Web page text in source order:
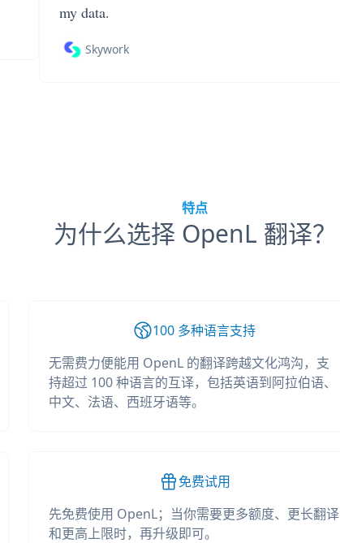
my data.
Skywork
特点
为什么选择 OpenL 翻译？
100 多种语言支持
无需费力便能用 OpenL 的翻译跨越文化鸿沟，支
持超过 100 种语言的互译，包括英语到阿拉伯语、
中文、法语、西班牙语等。
免费试用
先免费使用 OpenL；当你需要更多额度、更长翻译
和更高上限时，再升级即可。